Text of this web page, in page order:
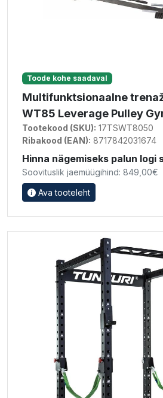
Toode kohe saadaval
Multifunktsionaalne
WT85 Leverage Pulley
Tootekood (SKU): 17TSWT8050
Ribakood (EAN): 8717842031674
Hinna nägemiseks palun logi
Soovituslik jaemüügihind: 849,00€
Ava tooteleht